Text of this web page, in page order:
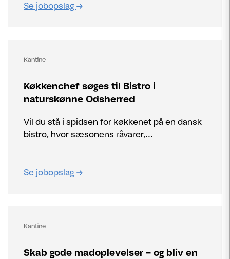
Se jobopslag
Kantine
Køkkenchef søges til Bistro i
naturskønne Odsherred
Vil du stå i spidsen for køkkenet på en dansk
bistro, hvor sæsonens råvarer,...
Se jobopslag
Kantine
Skab gode madoplevelser – og bliv en